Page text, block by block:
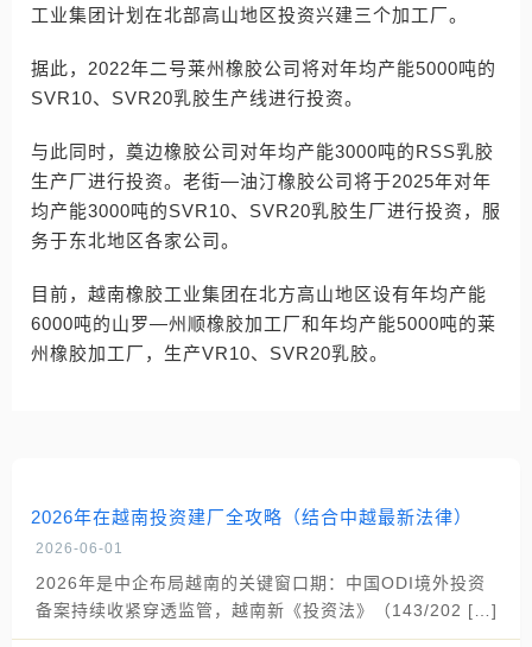
工业集团计划在北部高山地区投资兴建三个加工厂。
据此，2022年二号莱州橡胶公司将对年均产能5000吨的
SVR10、SVR20乳胶生产线进行投资。
与此同时，奠边橡胶公司对年均产能3000吨的RSS乳胶
生产厂进行投资。老街―油汀橡胶公司将于2025年对年
均产能3000吨的SVR10、SVR20乳胶生厂进行投资，服
务于东北地区各家公司。
目前，越南橡胶工业集团在北方高山地区设有年均产能
6000吨的山罗―州顺橡胶加工厂和年均产能5000吨的莱
州橡胶加工厂，生产VR10、SVR20乳胶。
2026年在越南投资建厂全攻略（结合中越最新法律）
2026-06-01
2026年是中企布局越南的关键窗口期：中国ODI境外投资
备案持续收紧穿透监管，越南新《投资法》（143/202 […]